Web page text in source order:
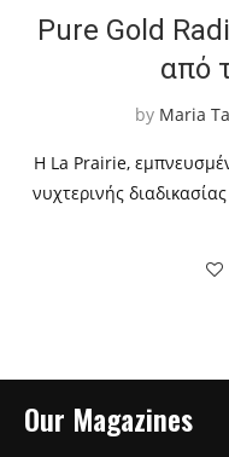
Pure Gold
από
by Maria
Η La Prairie,
νυχτερινής
Our Magazines